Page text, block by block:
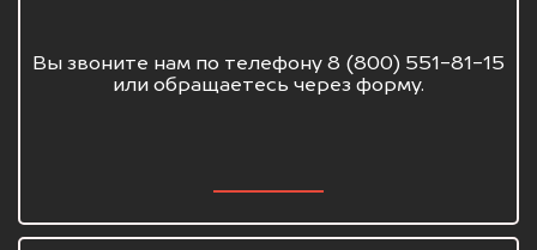
Вы звоните нам по телефону 8 (800) 551-81-15
или обращаетесь через форму.